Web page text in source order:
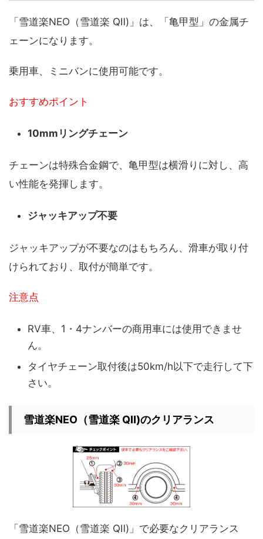
「雪道楽NEO（雪道楽 QⅡ)」は、「亀甲型」の金属チ
ェーンになります。
乗用車、ミニバンに使用可能です。
おすすめポイント
10mmリングチェーン
チェーンは特殊合金鋼で、亀甲型は横滑りに対し、高
い性能を発揮します。
ジャッキアップ不要
ジャッキアップが不要なのはもちろん、滑車が取り付
けられており、取付が簡単です。
注意点
RV車、1・4ナンバーの商用車には使用できませ
ん。
タイヤチェーン取付後は50km/h以下で走行して下
さい。
雪道楽NEO（雪道楽 QⅡ)のクリアランス
「雪道楽NEO（雪道楽 QⅡ)」で必要なクリアランス